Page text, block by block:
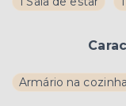
Armário na cozinha